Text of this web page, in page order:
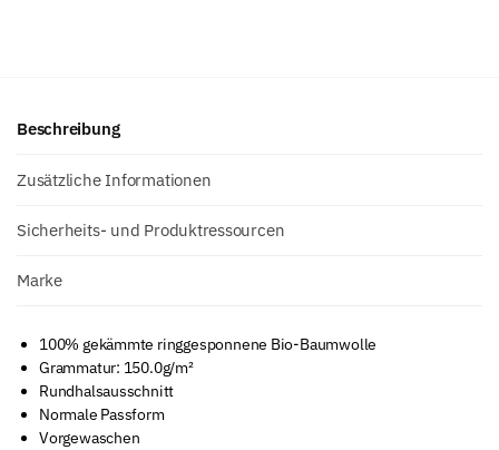
Beschreibung
Zusätzliche Informationen
Sicherheits- und Produktressourcen
Marke
100% gekämmte ringgesponnene Bio-Baumwolle
Grammatur: 150.0g/m²
Rundhalsausschnitt
Normale Passform
Vorgewaschen